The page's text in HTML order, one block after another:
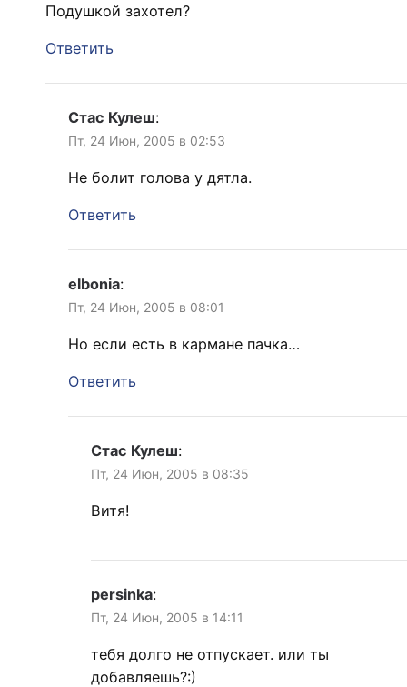
Подушкой захотел?
Ответить
Стас Кулеш:
Пт, 24 Июн, 2005 в 02:53
Не болит голова у дятла.
Ответить
elbonia:
Пт, 24 Июн, 2005 в 08:01
Но если есть в кармане пачка…
Ответить
Стас Кулеш:
Пт, 24 Июн, 2005 в 08:35
Витя!
persinka:
Пт, 24 Июн, 2005 в 14:11
тебя долго не отпускает. или ты
добавляешь?:)